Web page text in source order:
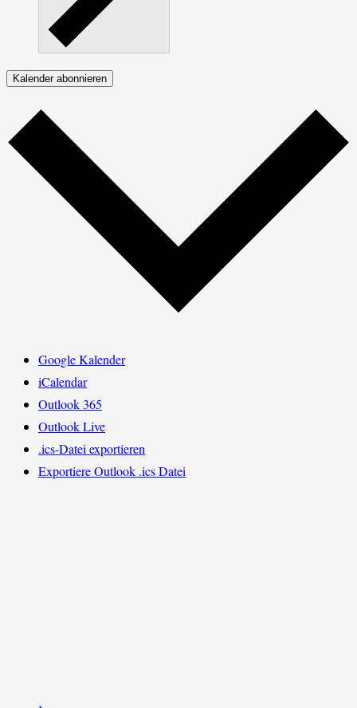
Kalender abonnieren
Google Kalender
iCalendar
Outlook 365
Outlook Live
.ics-Datei exportieren
Exportiere Outlook .ics Datei